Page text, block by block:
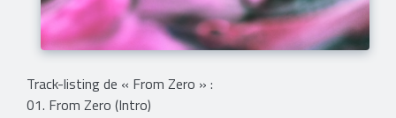
Track-listing de « From Zero » :
01. From Zero (Intro)